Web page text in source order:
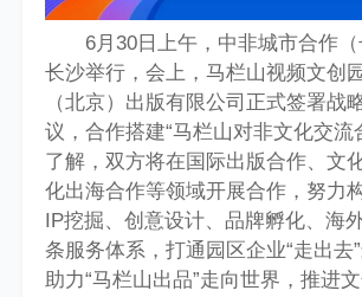
6月30日上午，中非城市合作（
长沙举行，会上，马栏山视频文创
（北京）出版有限公司正式签署战
议，合作搭建“马栏山对非文化交流
了解，双方将在国际出版合作、文
化出海合作等领域开展合作，努力
IP挖掘、创意设计、品牌孵化、海
条服务体系，打通园区企业“走出去
助力“马栏山出品”走向世界，推进文